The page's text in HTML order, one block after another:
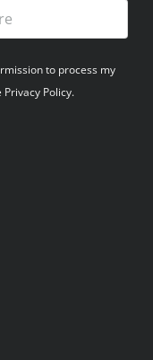
to process my
Policy.